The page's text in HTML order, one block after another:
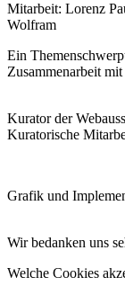
Mitarbeit: Lorenz
Wolfram
Ein
Zusammenarbeit
Kurator der
Kuratorische
Grafik und
Wir bedanken uns
Welche Cookies